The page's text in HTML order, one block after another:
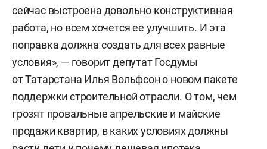
сейчас выстроена довольно конструктивная
работа, но всем хочется ее улучшить. И эта
поправка должна создать для всех равные
условия», — говорит депутат Госдумы
от Татарстана Илья Вольфсон о новом пакете
поддержки строительной отрасли. О том, чем
грозят провальные апрельские и майские
продажи квартир, в каких условиях должны